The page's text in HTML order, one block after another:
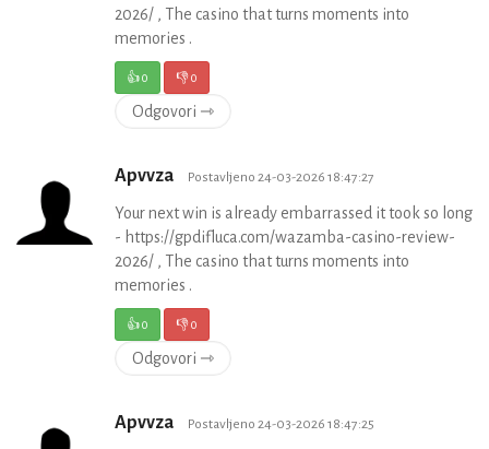
2026/ , The casino that turns moments into
memories .
👍0 👎0
Odgovori ⇾
Apvvza Postavljeno 24-03-2026 18:47:27
Your next win is already embarrassed it took so long
- https://gpdifluca.com/wazamba-casino-review-
2026/ , The casino that turns moments into
memories .
👍0 👎0
Odgovori ⇾
Apvvza Postavljeno 24-03-2026 18:47:25